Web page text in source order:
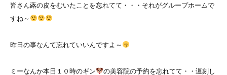
皆さん蕗の皮をむいたことを忘れてて・・・それがグループホームで
すね～
昨日の事なんて忘れていいんですよ～
ミーなんか本日１０時のギン
の美容院の予約を忘れてて・・遅刻し